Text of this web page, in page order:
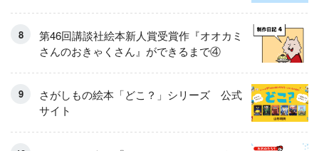
第46回講談社絵本新人賞受賞作『オオカミ
さんのおきゃくさん』ができるまで④
さがしもの絵本「どこ？」シリーズ 公式
サイト